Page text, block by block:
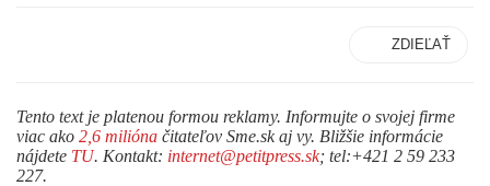
ZDIEĽAŤ
Tento text je platenou formou reklamy. Informujte o svojej firme
viac ako 2,6 milióna čitateľov Sme.sk aj vy. Bližšie informácie
nájdete TU. Kontakt: internet@petitpress.sk; tel:+421 2 59 233
227.